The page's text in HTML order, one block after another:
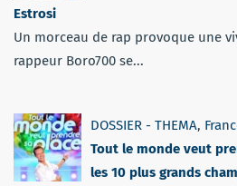
Estrosi
Un morceau de rap provoque une
rappeur Boro700 se...
DOSSIER - THEMA,
Tout le monde veut
les 10 plus grands